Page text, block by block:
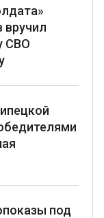
вручил
СВО
под